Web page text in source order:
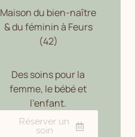
Maison du bien-naître
& du féminin à Feurs
(42)
Des soins pour la
femme, le bébé et
l’enfant.
Réserver un
soin